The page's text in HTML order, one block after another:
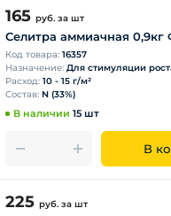
165 руб. за шт
Селитра аммиачная 0,9кг
Код товара: 16357
Назначение: Для стимуляции
Расход: 10 - 15 г/м²
Состав: N (33%)
В наличии 15 шт
В
225 руб. за шт